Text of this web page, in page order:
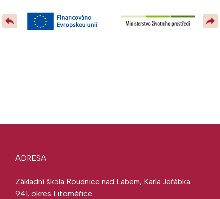
ADRESA
Základní škola Roudnice nad Labem, Karla Jeřábka
941, okres Litoměřice